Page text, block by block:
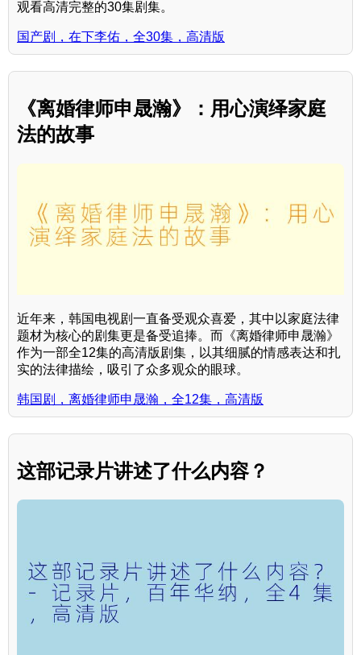
观看高清完整的30集剧集。
国产剧，在下李佑，全30集，高清版
《离婚律师申晟瀚》：用心演绎家庭
法的故事
近年来，韩国电视剧一直备受观众喜爱，其中以家庭法律
题材为核心的剧集更是备受追捧。而《离婚律师申晟瀚》
作为一部全12集的高清版剧集，以其细腻的情感表达和扎
实的法律描绘，吸引了众多观众的眼球。
韩国剧，离婚律师申晟瀚，全12集，高清版
这部记录片讲述了什么内容？